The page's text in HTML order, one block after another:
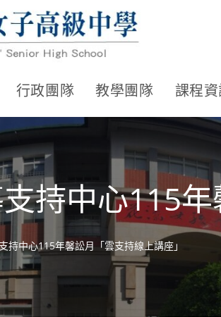
行政團隊 教學團隊 課程
持中心115
持中心115年馨訟月「雲支持線上講座」